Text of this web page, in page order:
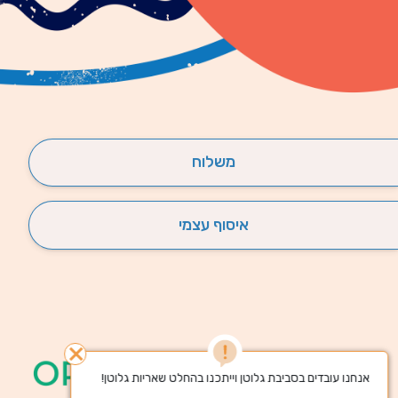
close
אנחנו עובדים בסביבת גלוטן וייתכנו בהחלט שאריות גלוטן!
משלוח
איסוף עצמי